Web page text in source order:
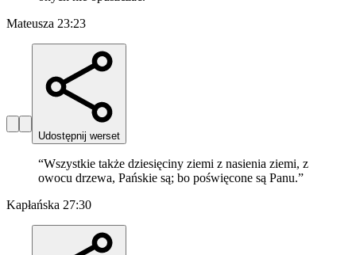
Mateusza 23:23
Udostępnij werset
“Wszystkie także dziesięciny ziemi z nasienia ziemi, z
owocu drzewa, Pańskie są; bo poświęcone są Panu.”
Kapłańska 27:30